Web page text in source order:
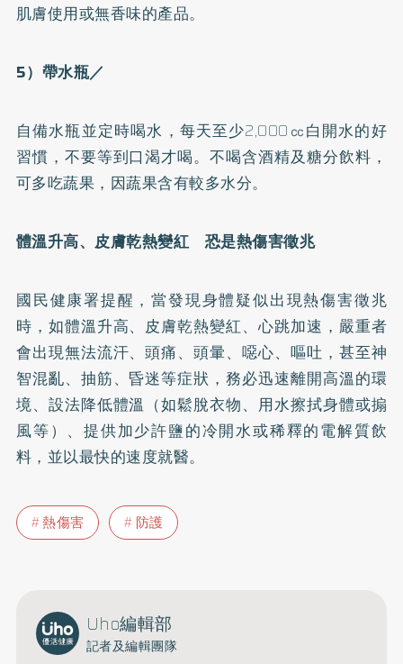
肌膚使用或無香味的產品。
5）帶水瓶／
自備水瓶並定時喝水，每天至少2,000㏄白開水的好
習慣，不要等到口渴才喝。不喝含酒精及糖分飲料，
可多吃蔬果，因蔬果含有較多水分。
體溫升高、皮膚乾熱變紅 恐是熱傷害徵兆
國民健康署提醒，當發現身體疑似出現熱傷害徵兆
時，如體溫升高、皮膚乾熱變紅、心跳加速，嚴重者
會出現無法流汗、頭痛、頭暈、噁心、嘔吐，甚至神
智混亂、抽筋、昏迷等症狀，務必迅速離開高溫的環
境、設法降低體溫（如鬆脫衣物、用水擦拭身體或搧
風等）、提供加少許鹽的冷開水或稀釋的電解質飲
料，並以最快的速度就醫。
熱傷害 防護
Uho編輯部
記者及編輯團隊